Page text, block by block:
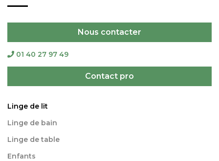
Nous contacter
01 40 27 97 49
Contact pro
Linge de lit
Linge de bain
Linge de table
Enfants